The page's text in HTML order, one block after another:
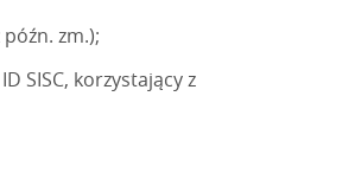
zm.);
SISC, korzystający z